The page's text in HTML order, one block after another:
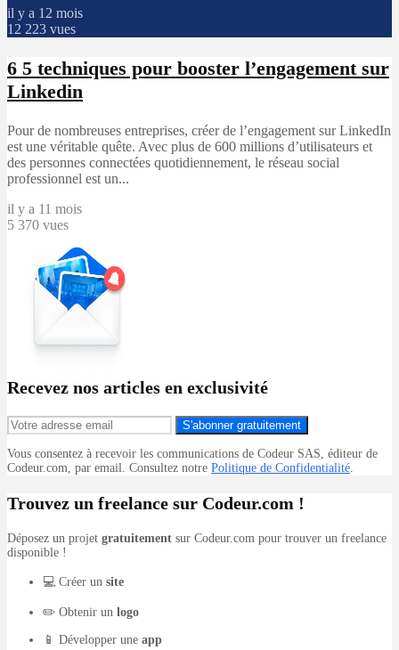
il y a 12 mois
12 223 vues
6 5 techniques pour booster l’engagement sur
Linkedin
Pour de nombreuses entreprises, créer de l’engagement sur LinkedIn
est une véritable quête. Avec plus de 600 millions d’utilisateurs et
des personnes connectées quotidiennement, le réseau social
professionnel est un...
il y a 11 mois
5 370 vues
Recevez nos articles en exclusivité
S'abonner gratuitement
Vous consentez à recevoir les communications de Codeur SAS, éditeur de
Codeur.com, par email. Consultez notre Politique de Confidentialité
Trouvez un freelance sur Codeur.com !
Déposez un projet gratuitement sur Codeur.com pour trouver un freelance
disponible !
💻 Créer un site
✏️ Obtenir un logo
📱 Développer une app